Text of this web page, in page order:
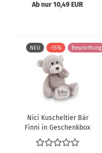
Ab nur 10,49 EUR
NEU -15% Beschriftung
Nici Kuscheltier Bär
Finni in Geschenkbox
62985